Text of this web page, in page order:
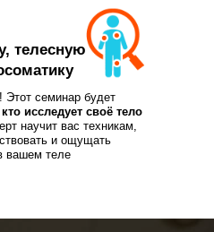
телесную
семинар будет
кто исследует своё тело
научит вас техникам,
и ощущать
вашем теле